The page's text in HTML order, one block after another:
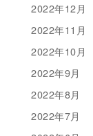
2022年12月
2022年11月
2022年10月
2022年9月
2022年8月
2022年7月